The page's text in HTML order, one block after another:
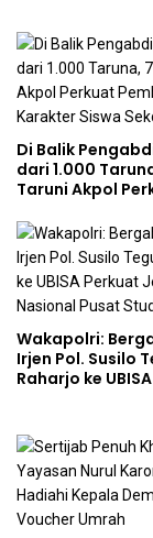
Di Balik
dari 1.000
Taruni Akpol
Siswa Sekolah
Wakapolri:
Irjen Pol. Susilo
Raharjo ke